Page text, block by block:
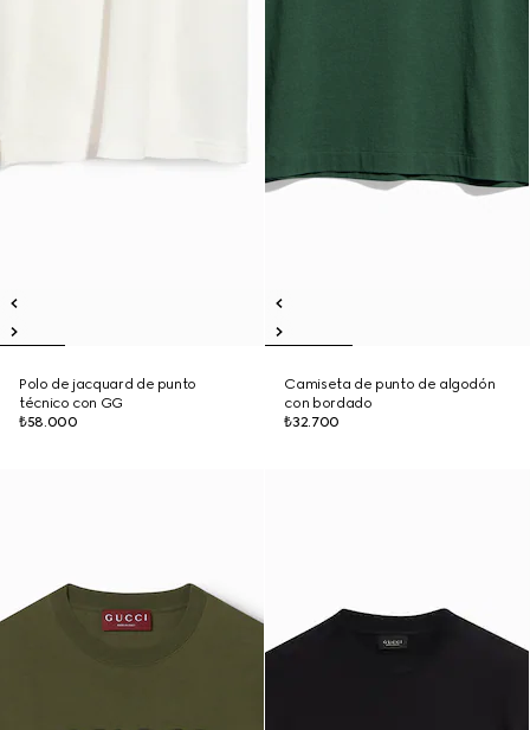
Polo de jacquard de punto
técnico con GG
₺58.000
Camiseta de punto de algodón
con bordado
₺32.700